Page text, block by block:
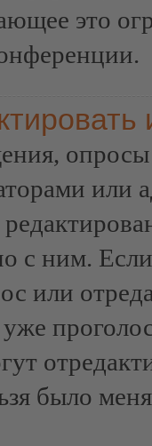
это
опросы
или
с ним.
или
было